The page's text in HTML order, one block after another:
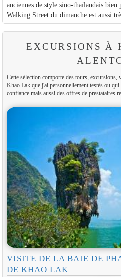
anciennes de style sino-thaïlandais bien
Walking Street du dimanche est aussi
EXCURSIONS À
Cette sélection comporte des tours, excursions,
Khao Lak que j'ai personnellement testés ou qui
confiance mais aussi des offres de prestataires
VISITE DE LA BAIE DE
DE KHAO LAK